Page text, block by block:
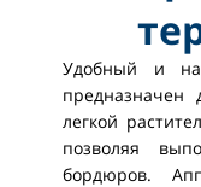
Удобный и
легкой
позволяя
бордюров.